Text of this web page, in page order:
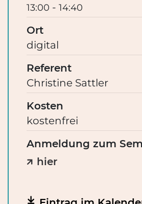
13:00 - 14:40
Ort
digital
Referent
Christine Sattler
Kosten
kostenfrei
Anmeldung zum
hier
Klimaschutz und